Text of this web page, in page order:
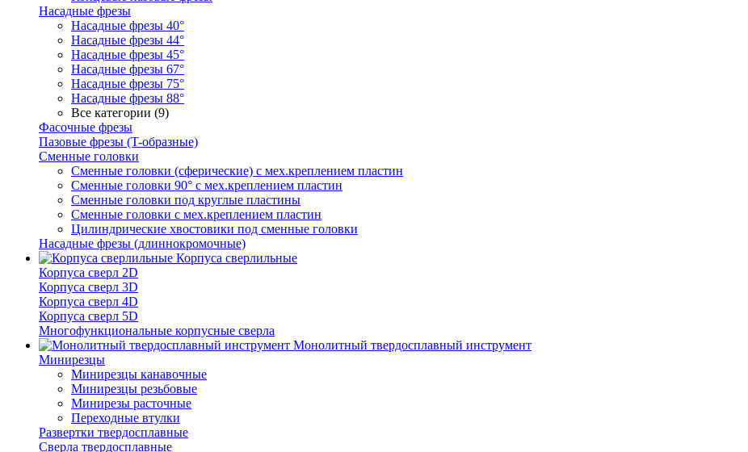
Насадные фрезы
Насадные фрезы 40°
Насадные фрезы 44°
Насадные фрезы 45°
Насадные фрезы 67°
Насадные фрезы 75°
Насадные фрезы 88°
Все категории (9)
Фасочные фрезы
Пазовые фрезы (T-образные)
Сменные головки
Сменные головки (сферические) с мех.креплением пластин
Сменные головки 90° с мех.креплением пластин
Сменные головки под круглые пластины
Сменные головки с мех.креплением пластин
Цилиндрические хвостовики под сменные головки
Насадные фрезы (длиннокромочные)
Корпуса сверлильные
Корпуса сверл 2D
Корпуса сверл 3D
Корпуса сверл 4D
Корпуса сверл 5D
Многофункциональные корпусные сверла
Монолитный твердосплавный инструмент
Минирезцы
Минирезцы канавочные
Минирезцы резьбовые
Минирезы расточные
Переходные втулки
Развертки твердосплавные
Сверла твердосплавные